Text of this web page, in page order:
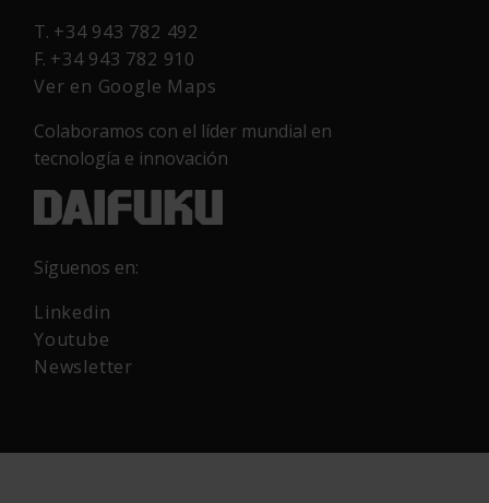
T. +34 943 782 492
F. +34 943 782 910
Ver en Google Maps
Colaboramos con el líder mundial en
tecnología e innovación
Síguenos en:
Linkedin
Youtube
Newsletter